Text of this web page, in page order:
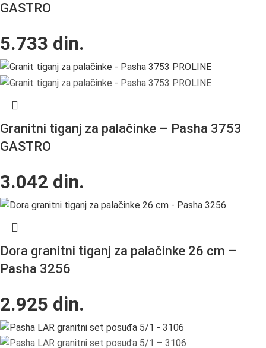
GASTRO
5.733 din.
Granitni tiganj za palačinke – Pasha 3753
GASTRO
3.042 din.
Dora granitni tiganj za palačinke 26 cm –
Pasha 3256
2.925 din.